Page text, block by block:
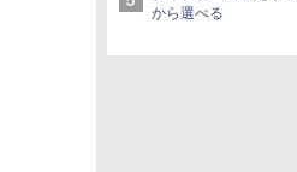
から選べる